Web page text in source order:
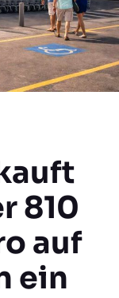
810
auf
ein